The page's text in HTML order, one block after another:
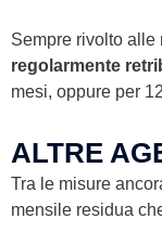
Sempre rivolto alle
regolarmente
mesi, oppure per
ALTRE
Tra le misure
mensile residua